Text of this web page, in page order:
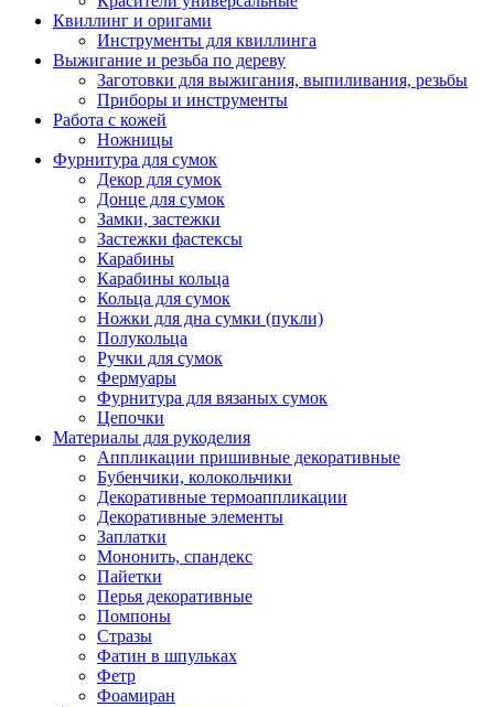
Квиллинг и оригами
Инструменты для квиллинга
Выжигание и резьба по дереву
Заготовки для выжигания, выпиливания, резьбы
Приборы и инструменты
Работа с кожей
Ножницы
Фурнитура для сумок
Декор для сумок
Донце для сумок
Замки, застежки
Застежки фастексы
Карабины
Карабины кольца
Кольца для сумок
Ножки для дна сумки (пукли)
Полукольца
Ручки для сумок
Фермуары
Фурнитура для вязаных сумок
Цепочки
Материалы для рукоделия
Аппликации пришивные декоративные
Бубенчики, колокольчики
Декоративные термоаппликации
Декоративные элементы
Заплатки
Мононить, спандекс
Пайетки
Перья декоративные
Помпоны
Стразы
Фатин в шпульках
Фетр
Фоамиран